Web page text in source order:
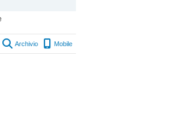
Archivio Mobile